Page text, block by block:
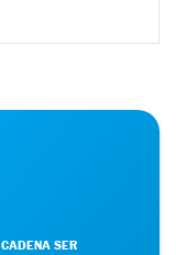
CADENA SER